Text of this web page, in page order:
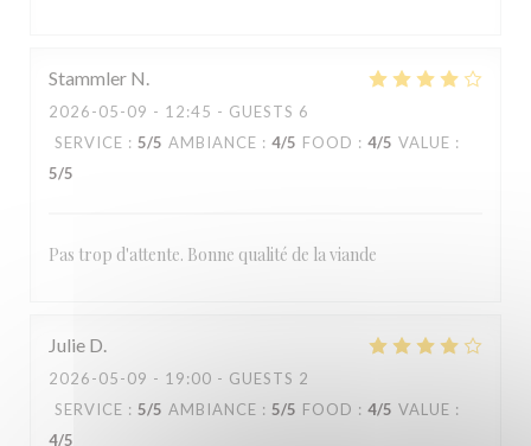
Stammler N
2026-05-09 - 12:45 - GUESTS 6
SERVICE : 5/5 AMBIANCE : 4/5 FOOD : 4/5 VALUE :
5/5
Pas trop d'attente. Bonne qualité de la viande
Julie D
2026-05-09 - 19:00 - GUESTS 2
SERVICE : 5/5 AMBIANCE : 5/5 FOOD : 4/5 VALUE :
4/5